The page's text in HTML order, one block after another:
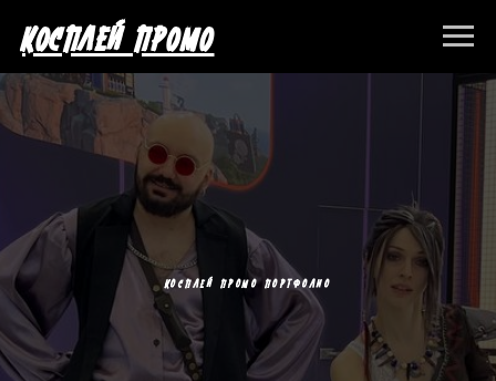
КОСПЛЕЙ ПРОМО
КОСПЛЕЙ ПРОМО ПОРТФОЛИО